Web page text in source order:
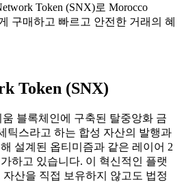
Token (SNX)로 Morocco
구매하고 빠르고 안전한 거래의 혜
Token (SNX)
블록체인에 구축된 탈중앙화 금
틱스라고 하는 합성 자산의 발행과
설계된 옵티미즘과 같은 레이어 2
하고 있습니다. 이 혁신적인 플랫
산을 직접 보유하지 않고도 법정